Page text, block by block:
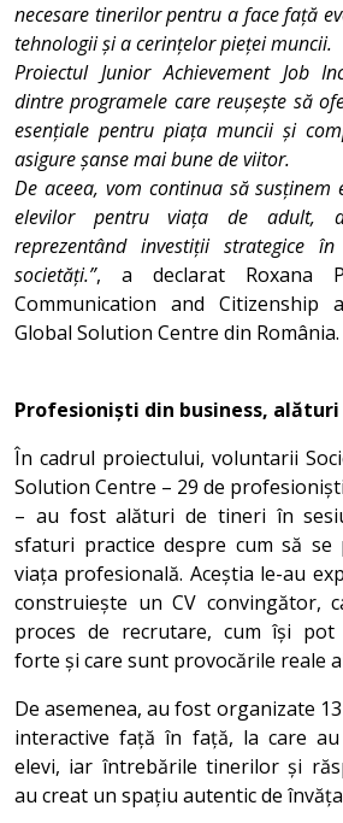
necesare tinerilor pentru a face față
tehnologii și a cerințelor pieței muncii.
Proiectul Junior Achievement Job
dintre programele care reușește să
esențiale pentru piața muncii și
asigure șanse mai bune de viitor.
De aceea, vom continua să susținem
elevilor pentru viața de adult,
reprezentând investiții strategice
societăți.”, a declarat Roxana
Communication and Citizenship
Global Solution Centre din România.
Profesioniști din business, alături
În cadrul proiectului, voluntarii
Solution Centre – 29 de
– au fost alături de tineri în
sfaturi practice despre cum să se
viața profesională. Aceștia le-au
construiește un CV convingător,
proces de recrutare, cum își pot
forte și care sunt provocările reale
De asemenea, au fost organizate
interactive față în față, la care
elevi, iar întrebările tinerilor și
au creat un spațiu autentic de